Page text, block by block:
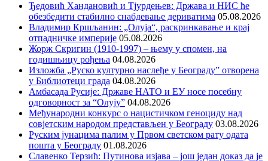
Ђедовић Хандановић и Тјурдењев: Држава и НИС ће
обезбедити стабилно снабдевање дериватима 05.08.2026
Владимир Кршљанин: „Олуја“, раскринкавање и крај
отпадничке империје 05.08.2026
Жорж Скригин (1910-1997) – њему у спомен, на
годишњицу рођења 04.08.2026
Изложба „Руско културно наслеђе у Београду” отворена
у Библиотеци града 04.08.2026
Амбасада Русије: Државе НАТО и ЕУ носе посебну
одговорност за “Олују” 04.08.2026
Међународни конкурс о нацистичком геноциду над
совјетским народом представљен у Београду 03.08.2026
Руским јунацима палим у Првом светском рату одата
пошта у Београду 01.08.2026
Славенко Терзић: Путинова изјава – још један доказ да је